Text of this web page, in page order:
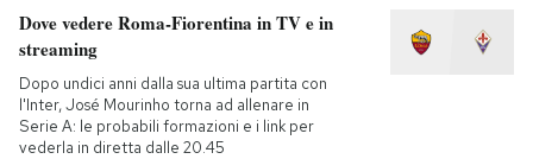
Dove vedere Roma-Fiorentina in TV e in
streaming
Dopo undici anni dalla sua ultima partita con
l'Inter, José Mourinho torna ad allenare in
Serie A: le probabili formazioni e i link per
vederla in diretta dalle 20.45